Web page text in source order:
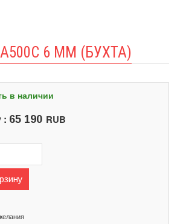
6 ММ (БУХТА)
в наличии
: 65 190 RUB